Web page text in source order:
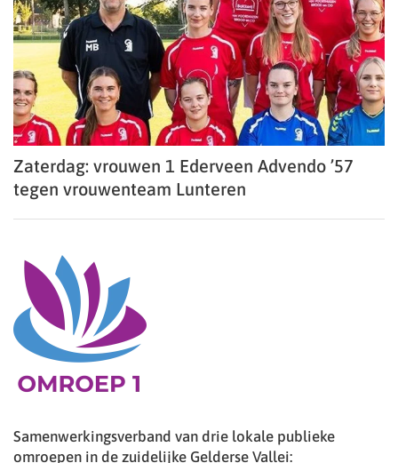
Zaterdag: vrouwen 1 Ederveen Advendo ’57
tegen vrouwenteam Lunteren
Samenwerkingsverband van drie lokale publieke
omroepen in de zuidelijke Gelderse Vallei: